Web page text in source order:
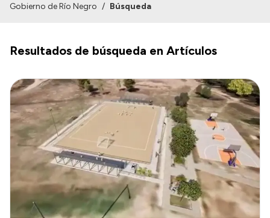
Prensa
Autoridades y Organismos
Discursos en la Legislatura
Casa de Gobierno
Acerca de Río Negro
Historia
Geografía
Invertí en Río Negro
Gobierno de Río Negro / Búsqueda
Resultados de búsqueda en Artículos